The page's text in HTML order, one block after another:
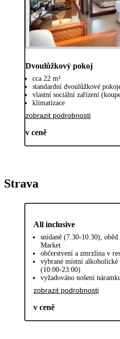
Dvoulůžkový pokoj
cca 22 m²
standardní dvoulůžkové
vlastní sociální zařízení
klimatizace
zobrazit podrobnosti
v ceně
Strava
All inclusive
snídaně (7.30-10.30),
Market
občerstvení a zmrzlina v
vybrané místní alkoholické
(10:00-23:00)
vyžadováno nošení
zobrazit podrobnosti
v ceně